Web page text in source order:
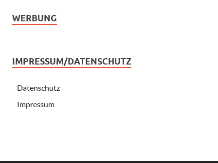
WERBUNG
IMPRESSUM/DATENSCHUTZ
Datenschutz
Impressum